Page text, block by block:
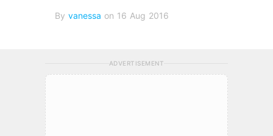
By vanessa on 16 Aug 2016
ADVERTISEMENT